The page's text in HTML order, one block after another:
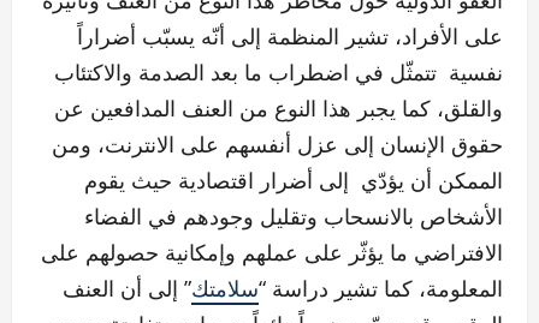
على الأفراد، تشير المنظمة إلى أنّه يسبّب أضراراً
نفسية تتمثّل في اضطراب ما بعد الصدمة والاكتئاب
والقلق، كما يجبر هذا النوع من العنف المدافعين عن
حقوق الإنسان إلى عزل أنفسهم على الانترنت، ومن
الممكن أن يؤدّي إلى أضرار اقتصادية حيث يقوم
الأشخاص بالانسحاب وتقليل وجودهم في الفضاء
الافتراضي ما يؤثّر على عملهم وإمكانية حصولهم على
المعلومة، كما تشير دراسة “سلامتك” إلى أن العنف